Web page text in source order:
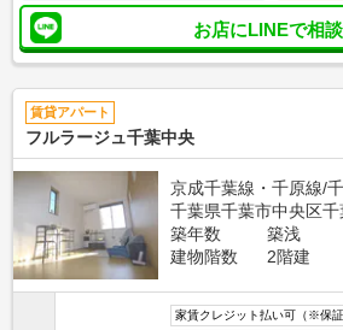
お店にLINEで相
賃貸アパート
フルラージュ千葉中央
京成千葉線・千原線/
千葉県千葉市中央区
築年数
築浅
建物階数
2階建
家賃クレジット払い可（※保証